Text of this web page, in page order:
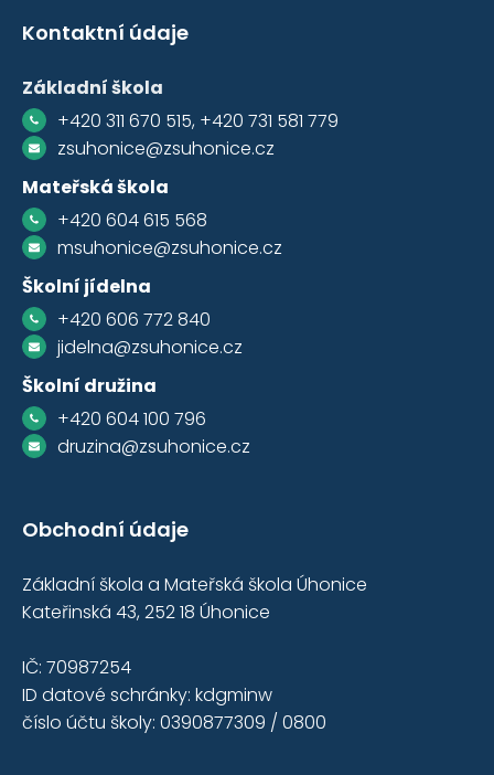
Kontaktní údaje
Základní škola
+420 311 670 515, +420 731 581 779
zsuhonice@zsuhonice.cz
Mateřská škola
+420 604 615 568
msuhonice@zsuhonice.cz
Školní jídelna
+420 606 772 840
jidelna@zsuhonice.cz
Školní družina
+420 604 100 796
druzina@zsuhonice.cz
Obchodní údaje
Základní škola a Mateřská škola Úhonice
Kateřinská 43, 252 18 Úhonice
IČ: 70987254
ID datové schránky: kdgminw
číslo účtu školy: 0390877309 / 0800